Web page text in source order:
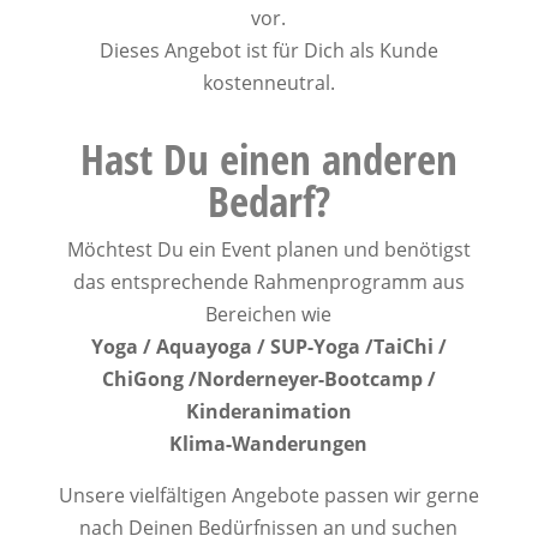
vor.
Dieses Angebot ist für Dich als Kunde
kostenneutral.
Hast Du einen anderen
Bedarf?
Möchtest Du ein Event planen und benötigst
das entsprechende Rahmenprogramm aus
Bereichen wie
Yoga /Aquayoga / SUP-Yoga /TaiChi /
ChiGong /Norderneyer-Bootcamp /
Kinderanimation
Klima-Wanderungen
Unsere vielfältigen Angebote passen wir gerne
nach Deinen Bedürfnissen an und suchen